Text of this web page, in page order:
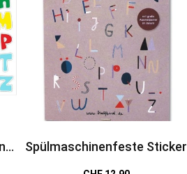
Spülmaschinenfeste Sticker